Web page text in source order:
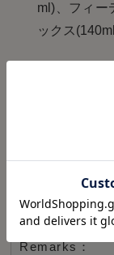
ml)、フィー
ックス
Remarks：